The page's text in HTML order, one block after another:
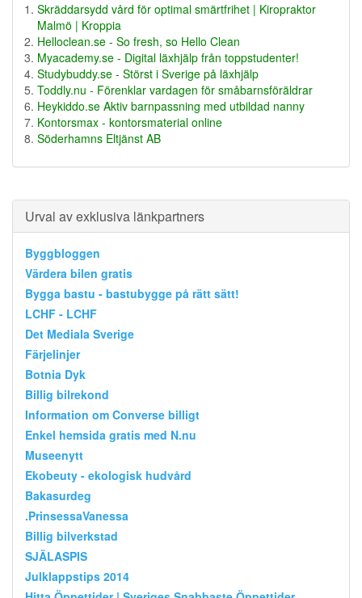
Skräddarsydd vård för optimal smärtfrihet | Kiropraktor
Malmö | Kroppia
Helloclean.se - So fresh, so Hello Clean
Myacademy.se - Digital läxhjälp från toppstudenter!
Studybuddy.se - Störst i Sverige på läxhjälp
Toddly.nu - Förenklar vardagen för småbarnsföräldrar
Heykiddo.se Aktiv barnpassning med utbildad nanny
Kontorsmax - kontorsmaterial online
Söderhamns Eltjänst AB
Urval av exklusiva länkpartners
Byggbloggen
Värdera bilen gratis
Bygga bastu - bastubygge på rätt sätt!
LCHF - LCHF
Det Mediala Sverige
Färjelinjer
Botnia Dyk
Billig bilrekond
Information om Converse billigt
Enkel hemsida gratis med N.nu
Museenytt
Ekobeuty - ekologisk hudvård
Bakasurdeg
.PrinsessaVanessa
Billig bilverkstad
SJÄLASPIS
Julklappstips 2014